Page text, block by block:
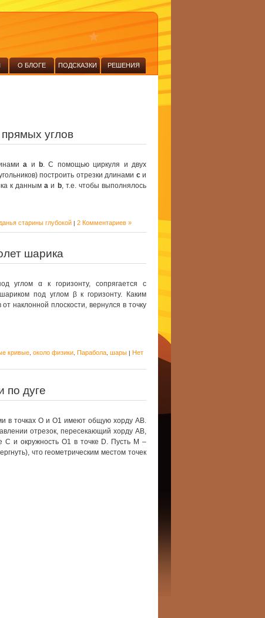
О БЛОГЕ ПОДСКАЗКИ РЕШЕНИЯ
углов
a и b. С помощью циркуля и двух
построить отрезки длинами cи
к даннымa и b, т.е. чтобы выполнялось
старины глубокой | 2 Комментариев »
шарика
углом α к горизонту, сопрягается с
под углом β к горизонту. Каким
наклонной плоскости, вернулся в точку
кривые около физики Парабола шары | Нет
по дуге
в точках О и О1 имеют общую хорду АВ.
отрезок, пересекающий хорду AB,
С и окружность О1 в точке D. Пусть М –
что геометрическим местом точек